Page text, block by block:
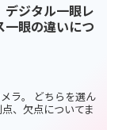
デジタル一眼レ
一眼の違いにつ
ラ。 どちらを選ん
、欠点についてま